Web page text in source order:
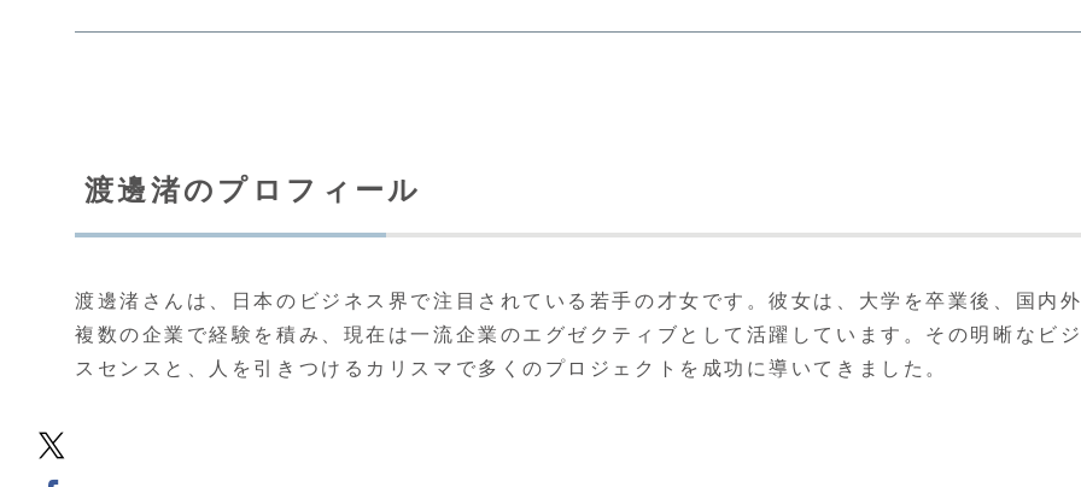
渡邊渚のプロフィール
渡邊渚さんは、日本のビジネス界で注目されている若手の才女です。彼女は、大学を卒業後、国内
複数の企業で経験を積み、現在は一流企業のエグゼクティブとして活躍しています。その明晰なビ
スセンスと、人を引きつけるカリスマで多くのプロジェクトを成功に導いてきました。